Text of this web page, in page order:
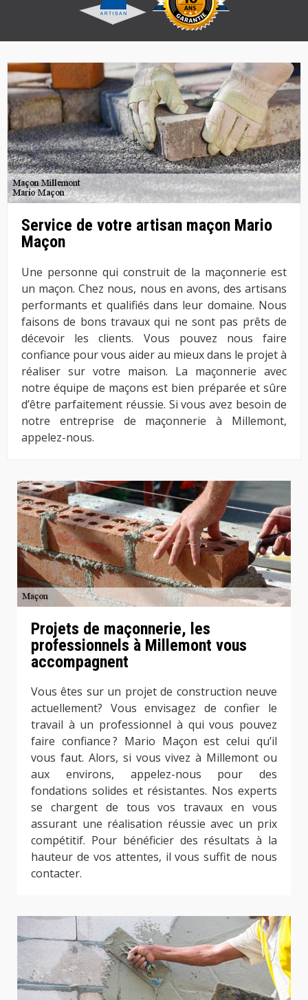
Service de votre artisan maçon Mario
Maçon
Une personne qui construit de la maçonnerie est
un maçon. Chez nous, nous en avons, des artisans
performants et qualifiés dans leur domaine. Nous
faisons de bons travaux qui ne sont pas prêts de
décevoir les clients. Vous pouvez nous faire
confiance pour vous aider au mieux dans le projet à
réaliser sur votre maison. La maçonnerie avec
notre équipe de maçons est bien préparée et sûre
d’être parfaitement réussie. Si vous avez besoin de
notre entreprise de maçonnerie à Millemont,
appelez-nous.
Projets de maçonnerie, les
professionnels à Millemont vous
accompagnent
Vous êtes sur un projet de construction neuve
actuellement? Vous envisagez de confier le
travail à un professionnel à qui vous pouvez
faire confiance ? Mario Maçon est celui qu’il
vous faut. Alors, si vous vivez à Millemont ou
aux environs, appelez-nous pour des
fondations solides et résistantes. Nos experts
se chargent de tous vos travaux en vous
assurant une réalisation réussie avec un prix
compétitif. Pour bénéficier des résultats à la
hauteur de vos attentes, il vous suffit de nous
contacter.